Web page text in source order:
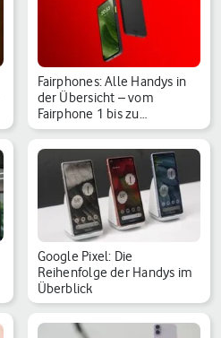
Fairphones: Alle Handys in
der Übersicht – vom
Fairphone 1 bis zu…
Google Pixel: Die
Reihenfolge der Handys im
Überblick